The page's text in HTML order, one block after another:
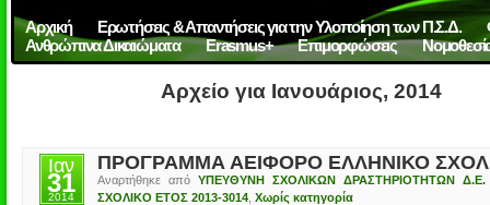
Αρχική Ερωτήσεις & Απαντήσεις για την Υλοποίηση των Π.Σ.Δ.
Ανθρώπινα Δικαιώματα
Erasmus+ Επιμορφώσεις
Αρχείο για Ιανουάριος, 2014
Ιαν
31
2014
ΠΡΟΓΡΑΜΜΑ ΑΕΙΦΟΡΟ ΕΛΛΗΝΙΚΟ
Αναρτήθηκε από ΥΠΕΥΘΥΝΗ ΣΧΟΛΙΚΩΝ ΔΡΑΣΤΗΡΙΟΤΗΤΩΝ Δ.Ε.
ΣΧΟΛΙΚΟ ΕΤΟΣ 2013-3014, Χωρίς κατηγορία